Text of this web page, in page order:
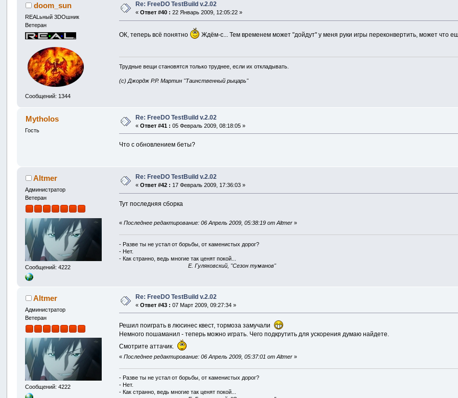
doom_sun
REALьный 3DOшник
Ветеран
Сообщений: 1344
Re: FreeDO TestBuild v.2.02
«Ответ #40 : 22 Январь 2009, 12:05:22 »
ОК, теперь всё понятно Ждём-с... Тем временем может "дойдут" у меня руки игры переконвертить, может что
Трудные вещи становятся только труднее, если их откладывать.
(с) Джордж Р.Р. Мартин "Таинственный рыцарь"
Mytholos
Гость
Re: FreeDO TestBuild v.2.02
«Ответ #41 : 05 Февраль 2009, 08:18:05 »
Что с обновлением беты?
Altmer
Администратор
Ветеран
Сообщений: 4222
Re: FreeDO TestBuild v.2.02
«Ответ #42 : 17 Февраль 2009, 17:36:03 »
Тут последняя сборка
«Последнее редактирование: 06 Апрель 2009, 05:38:19 от Altmer »
- Разве ты не устал от борьбы, от каменистых дорог?
- Нет.
- Как странно, ведь многие так ценят покой...
E. Гуляковский, "Сезон туманов"
Altmer
Администратор
Ветеран
Сообщений: 4222
Re: FreeDO TestBuild v.2.02
«Ответ #43 : 07 Март 2009, 09:27:34 »
Решил поиграть в люсинес квест, тормоза замучали
Немного пошаманил - теперь можно играть. Чего подкрутить для ускорения думаю найдете.
Смотрите аттачик.
«Последнее редактирование: 06 Апрель 2009, 05:37:01 от Altmer »
- Разве ты не устал от борьбы, от каменистых дорог?
- Нет.
- Как странно, ведь многие так ценят покой...